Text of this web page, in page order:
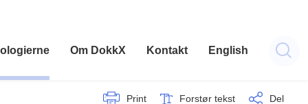
Om DokkX Kontakt English
Print Forstør tekst Del